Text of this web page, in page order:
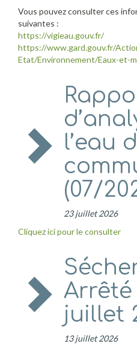
Vous pouvez consulter ces
suivantes :
https://vigieau.gouv.fr/
https://www.gard.gouv.fr/
Etat/Environnement/Eaux-et-
l’eau
(07/
23 juillet 2026
Cliquez ici pour le consulter
Arrêté
juillet
13 juillet 2026